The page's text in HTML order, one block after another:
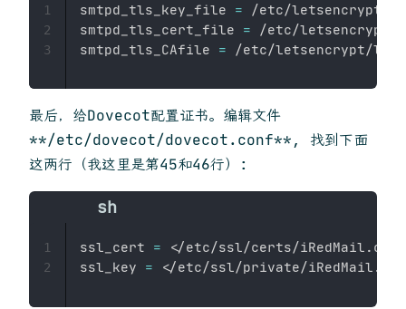
smtpd_tls_key_file = /etc/letsencrypt/
smtpd_tls_cert_file = /etc/letsencrypt/
smtpd_tls_CAfile =
1
2
3
最后，给Dovecot配置证书。编辑文件
**/etc/dovecot/dovecot.conf**, 找到下面
这两行（我这里是第45和46行）:
ssl_cert = </etc/ssl/certs/iRedMail.crt
ssl_key = <
1
2